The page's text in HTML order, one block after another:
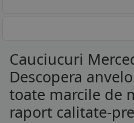
Cauciucuri
Descopera
toate marcile de
raport calitate-